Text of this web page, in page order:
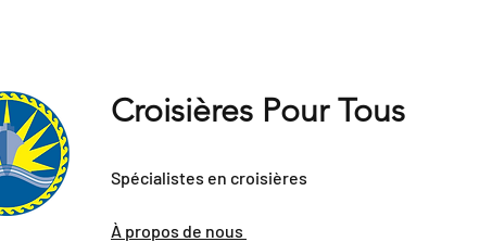
Croisières Pour Tous
Spécialistes en croisières
À propos de nous